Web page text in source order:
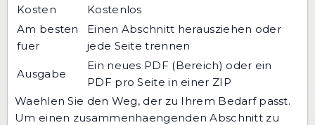
Kosten
Kostenlos
Am besten
fuer
Einen Abschnitt herausziehen oder
jede Seite trennen
Ausgabe
Ein neues PDF (Bereich) oder ein
PDF pro Seite in einer ZIP
Waehlen Sie den Weg, der zu Ihrem Bedarf passt.
Um einen zusammenhaengenden Abschnitt zu